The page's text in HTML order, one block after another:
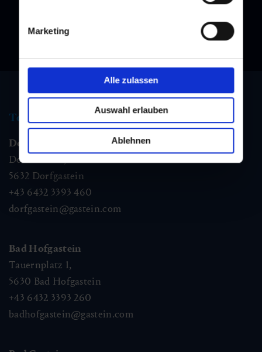
Marketing
Alle zulassen
Auswahl erlauben
Ablehnen
Tourismus Information
Dorfgastein
Dorfstraße 1,
5632 Dorfgastein
+43 6432 3393 460
dorfgastein@gastein.com
Bad Hofgastein
Tauernplatz 1,
5630 Bad Hofgastein
+43 6432 3393 260
badhofgastein@gastein.com